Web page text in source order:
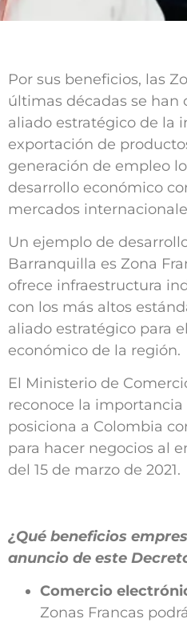
Beneficios
Nosotros
Por sus beneficios, las
últimas décadas se han
aliado estratégico de la
exportación de
generación de empleo
desarrollo económico
mercados
Un ejemplo de
Barranquilla es Zona
ofrece infraestructura
con los más altos
aliado estratégico para
económico de la región.
El Ministerio de
reconoce la importancia
posiciona a Colombia
para hacer negocios al
del 15 de marzo de 2021.
¿Qué beneficios
anuncio de este
Comercio
Zonas Francas